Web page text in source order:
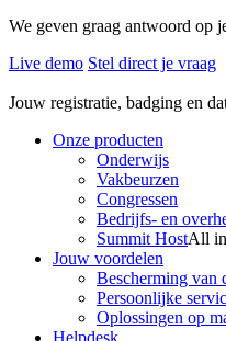
We geven graag antwoord op
Live demo Stel direct je vraag
Jouw registratie, badging en
Onze producten
Onderwijs
Vakbeurzen
Congressen
Bedrijfs- en
Summit HostAll
Jouw voordelen
Bescherming van
Persoonlijke
Oplossingen op
Helpdesk